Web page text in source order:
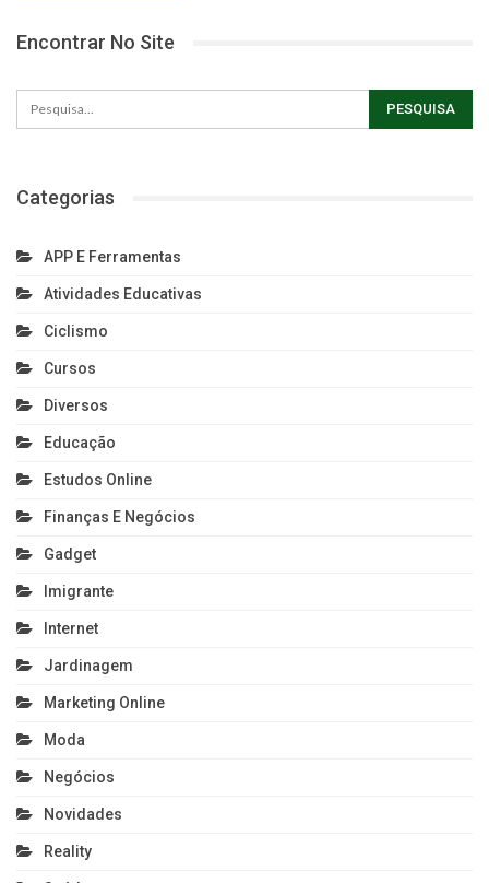
Encontrar No Site
Categorias
APP E Ferramentas
Atividades Educativas
Ciclismo
Cursos
Diversos
Educação
Estudos Online
Finanças E Negócios
Gadget
Imigrante
Internet
Jardinagem
Marketing Online
Moda
Negócios
Novidades
Reality